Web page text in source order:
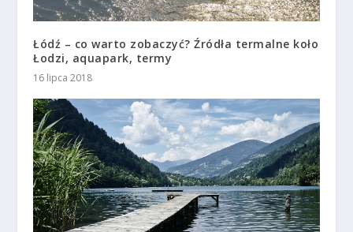
Łódź – co warto zobaczyć? Źródła termalne koło
Łodzi, aquapark, termy
16 lipca 2018